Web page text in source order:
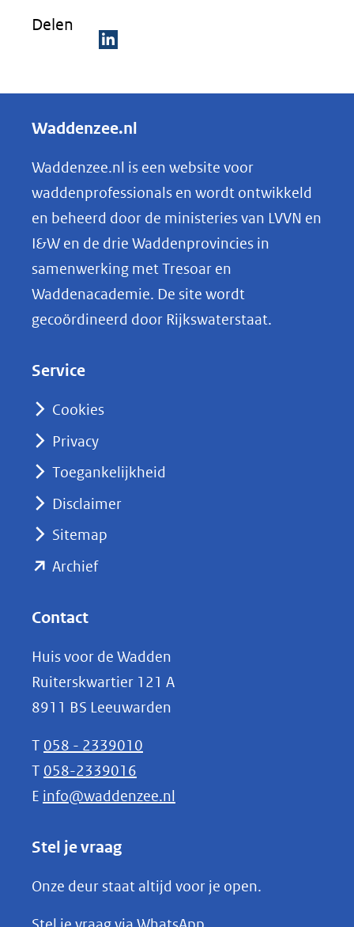
Delen
e
e
n
o
p
k
e
nieuw
naar
Waddenzee.nl
Waddenzee.nl is een website voor
waddenprofessionals en wordt ontwikkeld
en beheerd door de ministeries van LVVN en
I&W en de drie Waddenprovincies in
samenwerking met Tresoar en
Waddenacademie. De site wordt
gecoördineerd door Rijkswaterstaat.
Service
Cookies
Privacy
Toegankelijkheid
Disclaimer
Sitemap
Archief(opent
(verwijst
naar
een
andere
website)
Contact
Huis voor de Wadden
Ruiterskwartier 121 A
8911 BS Leeuwarden
T 058 - 2339010
T 058-2339016
E info@waddenzee.nl
Stel je vraag
Onze deur staat altijd voor je open.